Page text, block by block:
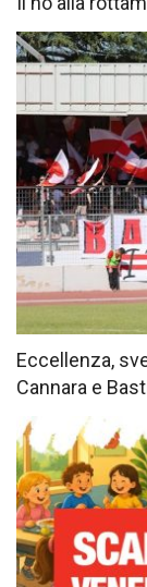
Eccellenza,
Cannara e